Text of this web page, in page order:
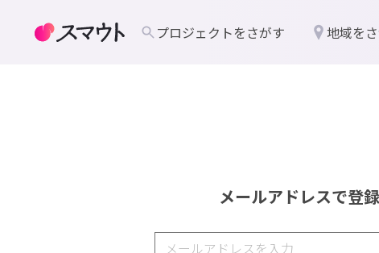
メールアドレスで登
プロジェクトをさがす 地域を